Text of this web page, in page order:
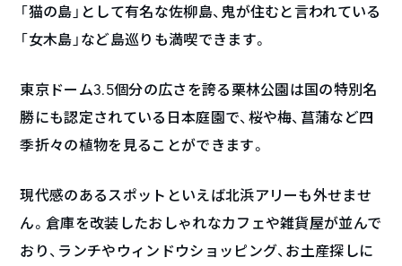
「猫の島」として有名な佐柳島、鬼が住むと言われている
「女木島」など島巡りも満喫できます。
東京ドーム3.5個分の広さを誇る栗林公園は国の特別名
勝にも認定されている日本庭園で、桜や梅、菖蒲など四
季折々の植物を見ることができます。
現代感のあるスポットといえば北浜アリーも外せませ
ん。倉庫を改装したおしゃれなカフェや雑貨屋が並んで
おり、ランチやウィンドウショッピング、お土産探しに